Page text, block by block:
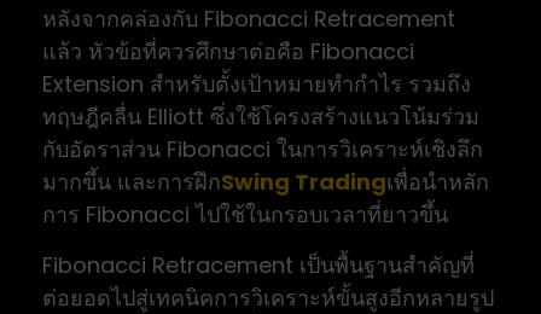
หลังจากคล่องกับ Fibonacci Retracement
แล้ว หัวข้อที่ควรศึกษาต่อคือ Fibonacci
Extension สำหรับตั้งเป้าหมายทำกำไร รวมถึง
ทฤษฎีคลื่น Elliott ซึ่งใช้โครงสร้างแนวโน้มร่วม
กับอัตราส่วน Fibonacci ในการวิเคราะห์เชิงลึก
มากขึ้น และการฝึกSwing Tradingเพื่อนำหลัก
การ Fibonacci ไปใช้ในกรอบเวลาที่ยาวขึ้น
Fibonacci Retracement เป็นพื้นฐานสำคัญที่
ต่อยอดไปสู่เทคนิคการวิเคราะห์ขั้นสูงอีกหลายรูป